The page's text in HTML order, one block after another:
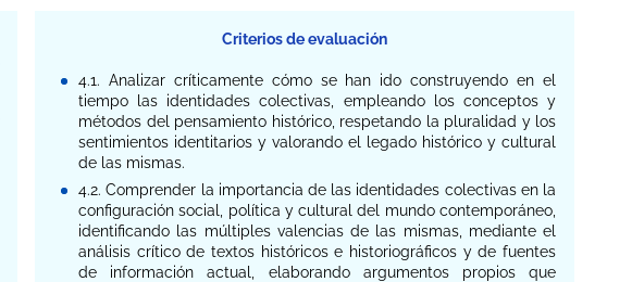
Criterios de evaluación
4.1. Analizar críticamente cómo se han ido construyendo en el
tiempo las identidades colectivas, empleando los conceptos y
métodos del pensamiento histórico, respetando la pluralidad y los
sentimientos identitarios y valorando el legado histórico y cultural
de las mismas.
4.2. Comprender la importancia de las identidades colectivas en la
configuración social, política y cultural del mundo contemporáneo,
identificando las múltiples valencias de las mismas, mediante el
análisis crítico de textos históricos e historiográficos y de fuentes
de información actual, elaborando argumentos propios que